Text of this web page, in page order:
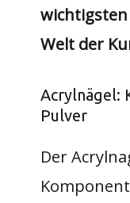
Welt der
Acrylnägel:
Pulver
Der